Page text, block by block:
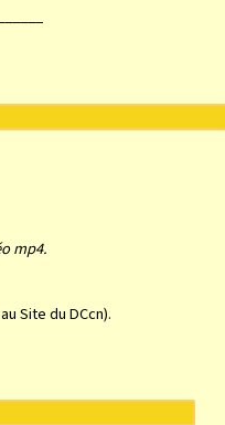
mp4.
Site du DCcn).